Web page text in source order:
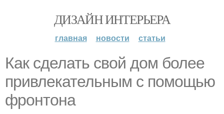
ДИЗАЙН ИНТЕРЬЕРА
главная новости статьи
Как сделать свой дом более
привлекательным с помощью
фронтона